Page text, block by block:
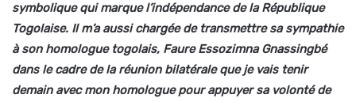
symbolique qui marque l’indépendance de la République
Togolaise. Il m’a aussi chargée de transmettre sa sympathie
à son homologue togolais, Faure Essozimna Gnassingbé
dans le cadre de la réunion bilatérale que je vais tenir
demain avec mon homologue pour appuyer sa volonté de